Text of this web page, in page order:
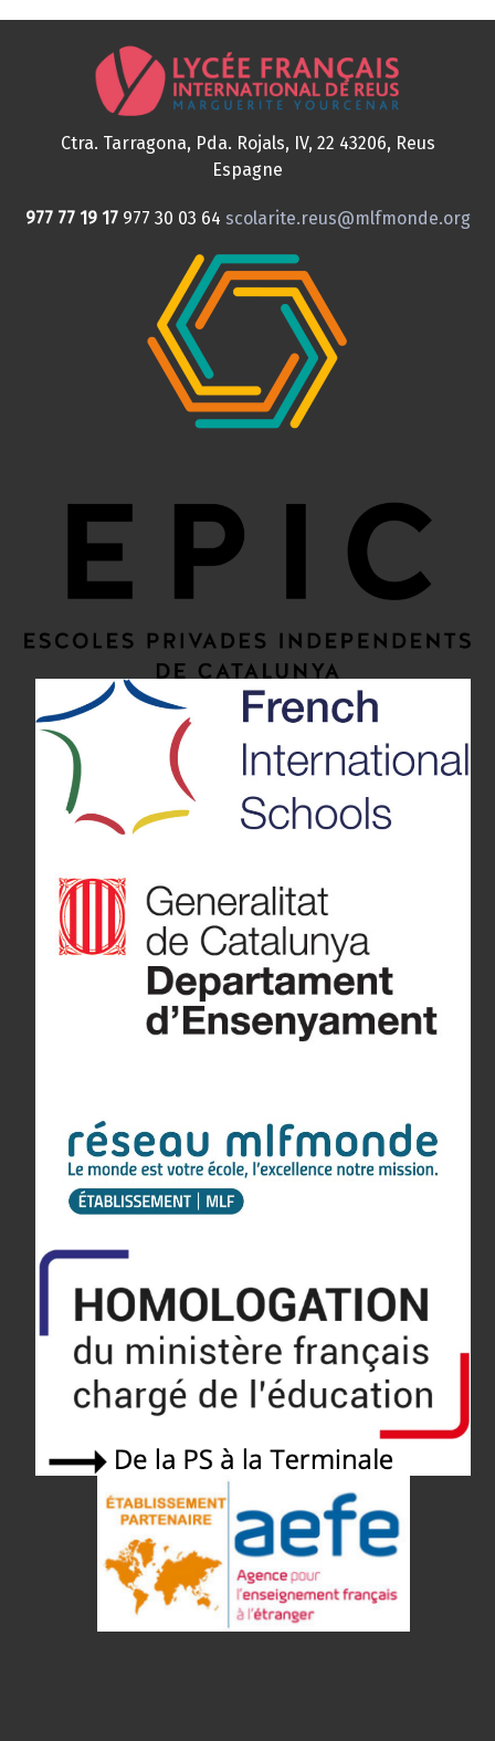
Ctra. Tarragona, Pda. Rojals, IV, 22 43206, Reus
Espagne
977 77 19 17 977 30 03 64 scolarite.reus@mlfmonde.org